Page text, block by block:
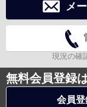
メ
現況の確
無料会員登録
会員登